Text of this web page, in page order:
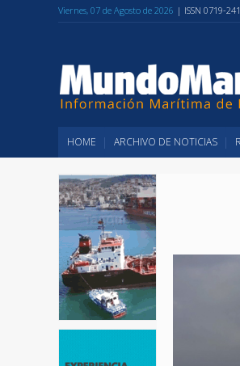
Viernes, 07 de Agosto de 2026 | ISSN 0719-
HOME ARCHIVO DE NOTICIAS